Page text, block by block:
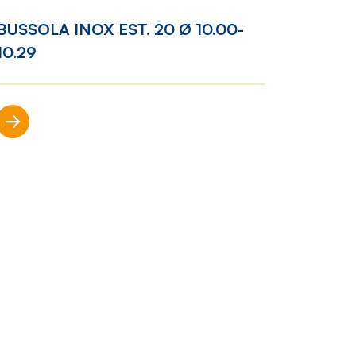
Racconti
News
INOX EST. 20 Ø 10.00-
Scopri di più